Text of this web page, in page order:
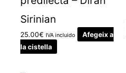
Sirinian
25.00€ IVA incluido
Afegeix a
la cistella